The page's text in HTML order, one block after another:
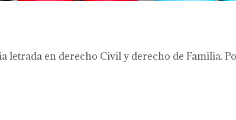
letrada en derecho Civil y derecho de Familia.